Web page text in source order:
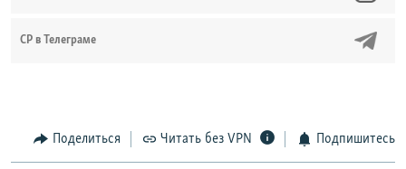
СР в Телеграме
Поделиться Читать без VPN Подпишитесь